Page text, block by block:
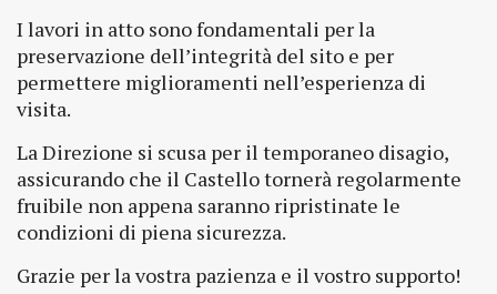
I lavori in atto sono fondamentali per la
preservazione dell’integrità del sito e per
permettere miglioramenti nell’esperienza di
visita.
La Direzione si scusa per il temporaneo disagio,
assicurando che il Castello tornerà regolarmente
fruibile non appena saranno ripristinate le
condizioni di piena sicurezza.
Grazie per la vostra pazienza e il vostro supporto!